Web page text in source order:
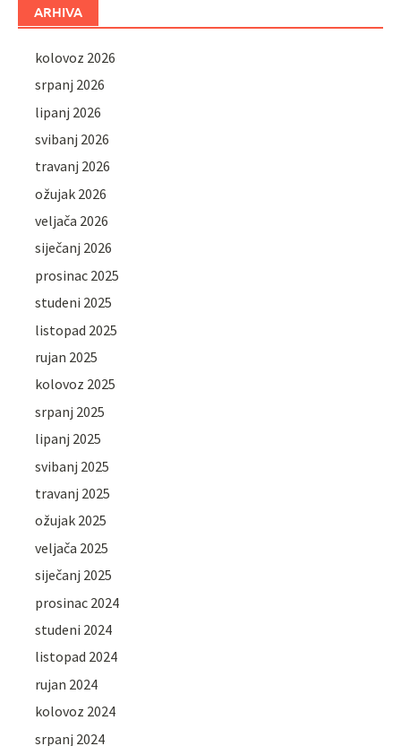
ARHIVA
kolovoz 2026
srpanj 2026
lipanj 2026
svibanj 2026
travanj 2026
ožujak 2026
veljača 2026
siječanj 2026
prosinac 2025
studeni 2025
listopad 2025
rujan 2025
kolovoz 2025
srpanj 2025
lipanj 2025
svibanj 2025
travanj 2025
ožujak 2025
veljača 2025
siječanj 2025
prosinac 2024
studeni 2024
listopad 2024
rujan 2024
kolovoz 2024
srpanj 2024